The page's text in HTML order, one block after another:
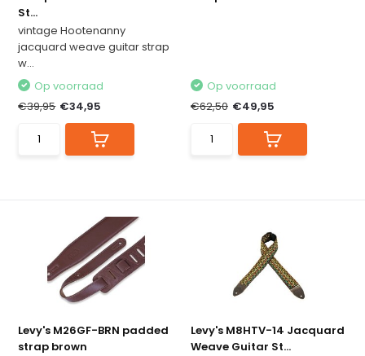
St...
vintage Hootenanny
jacquard weave guitar strap
w...
Op voorraad
€39,95 €34,95
Op voorraad
€62,50 €49,95
Levy's M26GF-BRN padded
strap brown
Levy's M8HTV-14 Jacquard
Weave Guitar St...